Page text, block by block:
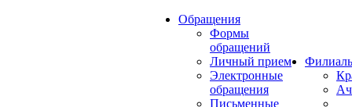
Обращения
Формы
обращений
Личный прием
Электронные
обращения
Письменные